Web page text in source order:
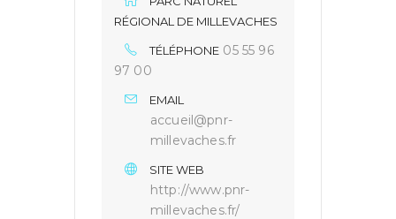
RÉGIONAL DE MILLEVACHES
TÉLÉPHONE 05 55 96
97 00
EMAIL
accueil@pnr-
millevaches.fr
SITE WEB
http://www.pnr-
millevaches.fr/